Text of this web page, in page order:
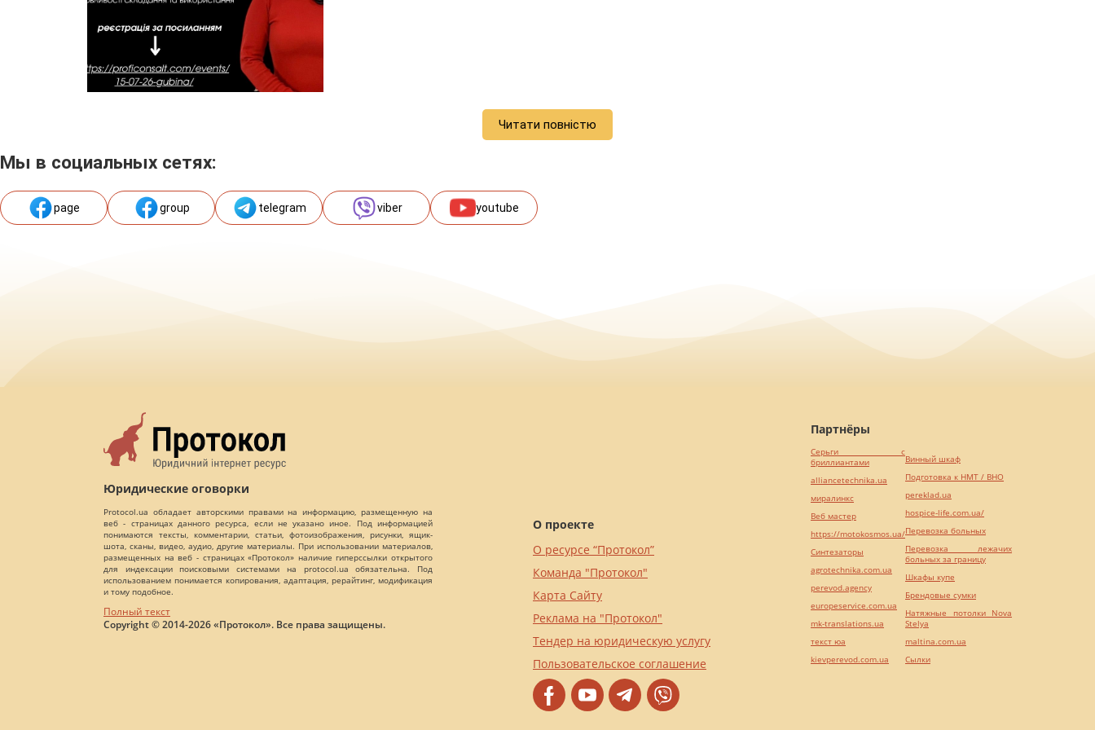
Читати повністю
Мы в социальных сетях:
page group telegram viber youtube
Юридические оговорки
Protocol.ua обладает авторскими правами на информацию, размещенную на
веб - страницах данного ресурса, если не указано иное. Под информацией
понимаются тексты, комментарии, статьи, фотоизображения, рисунки, ящик-
шота, сканы, видео, аудио, другие материалы. При использовании материалов,
размещенных на веб - страницах «Протокол» наличие гиперссылки открытого
для индексации поисковыми системами на protocol.ua обязательна. Под
использованием понимается копирования, адаптация, рерайтинг, модификация
и тому подобное.
Полный текст
Copyright © 2014-2026 «Протокол». Все права защищены.
О проекте
О ресурсе “Протокол”
Команда "Протокол"
Карта Сайту
Реклама на "Протокол"
Тендер на юридическую услугу
Пользовательское соглашение
Партнёры
Серьги с
бриллиантами
alliancetechnika.ua
миралинкс
Веб мастер
https://motokosmos.ua/
Синтезаторы
agrotechnika.com.ua
perevod.agency
europeservice.com.ua
mk-translations.ua
текст юа
kievperevod.com.ua
Винный шкаф
Подготовка к НМТ / ВНО
pereklad.ua
hospice-life.com.ua/
Перевозка больных
Перевозка лежачих
больных за границу
Шкафы купе
Брендовые сумки
Натяжные потолки Nova
Stelya
maltina.com.ua
Cылки